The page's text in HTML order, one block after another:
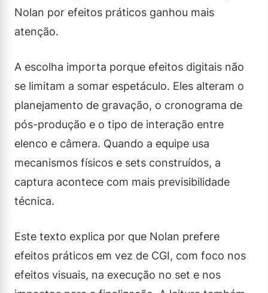
Nolan por efeitos práticos ganhou mais
atenção.
A escolha importa porque efeitos digitais não
se limitam a somar espetáculo. Eles alteram o
planejamento de gravação, o cronograma de
pós-produção e o tipo de interação entre
elenco e câmera. Quando a equipe usa
mecanismos físicos e sets construídos, a
captura acontece com mais previsibilidade
técnica.
Este texto explica por que Nolan prefere
efeitos práticos em vez de CGI, com foco nos
efeitos visuais, na execução no set e nos